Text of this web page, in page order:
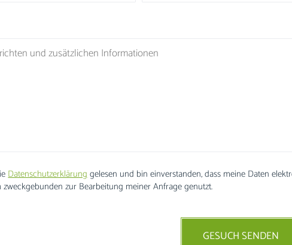
Datenschutzerklärunggelesen und bin einverstanden, dass meine Daten
zweckgebunden zur Bearbeitung meiner Anfrage genutzt.
GESUCH SENDEN